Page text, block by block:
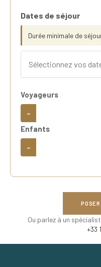
Dates de séjour
Durée minimale de
Voyageurs
-
Enfants
-
Ou parlez à un
+33